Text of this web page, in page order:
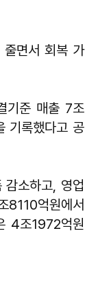
면서 회복 가
기준 매출 7조
기록했다고 공
소하고, 영업
억원에서
4조1972억원